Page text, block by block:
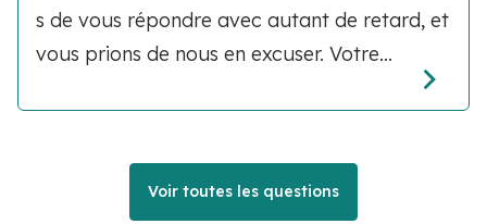
s de vous répondre avec autant de retard, et
vous prions de nous en excuser. Votre...
Voir toutes les questions